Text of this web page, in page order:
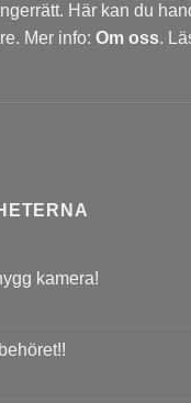
Här kan du
Mer info: Om oss.
kamera!